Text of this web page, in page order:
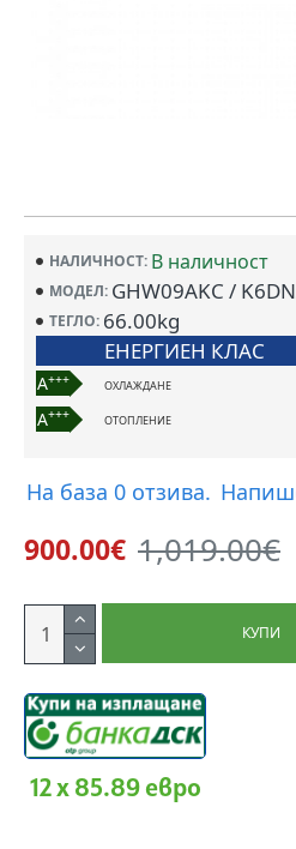
НАЛИЧНОСТ: В наличност
МОДЕЛ: GHW09AKC /
ТЕГЛО: 66.00kg
ЕНЕРГИЕН КЛАС
A+++ ОХЛАЖДАНЕ
A+++ ОТОПЛЕНИЕ
На база 0 отзива.
900.00€ 1,019.00€
КУПИ
12 x 85.89 евро